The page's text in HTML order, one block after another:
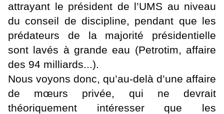
attrayant le président de l’UMS au niveau
du conseil de discipline, pendant que les
prédateurs de la majorité présidentielle
sont lavés à grande eau (Petrotim, affaire
des 94 milliards...).
Nous voyons donc, qu’au-delà d’une affaire
de mœurs privée, qui ne devrait
théoriquement intéresser que les